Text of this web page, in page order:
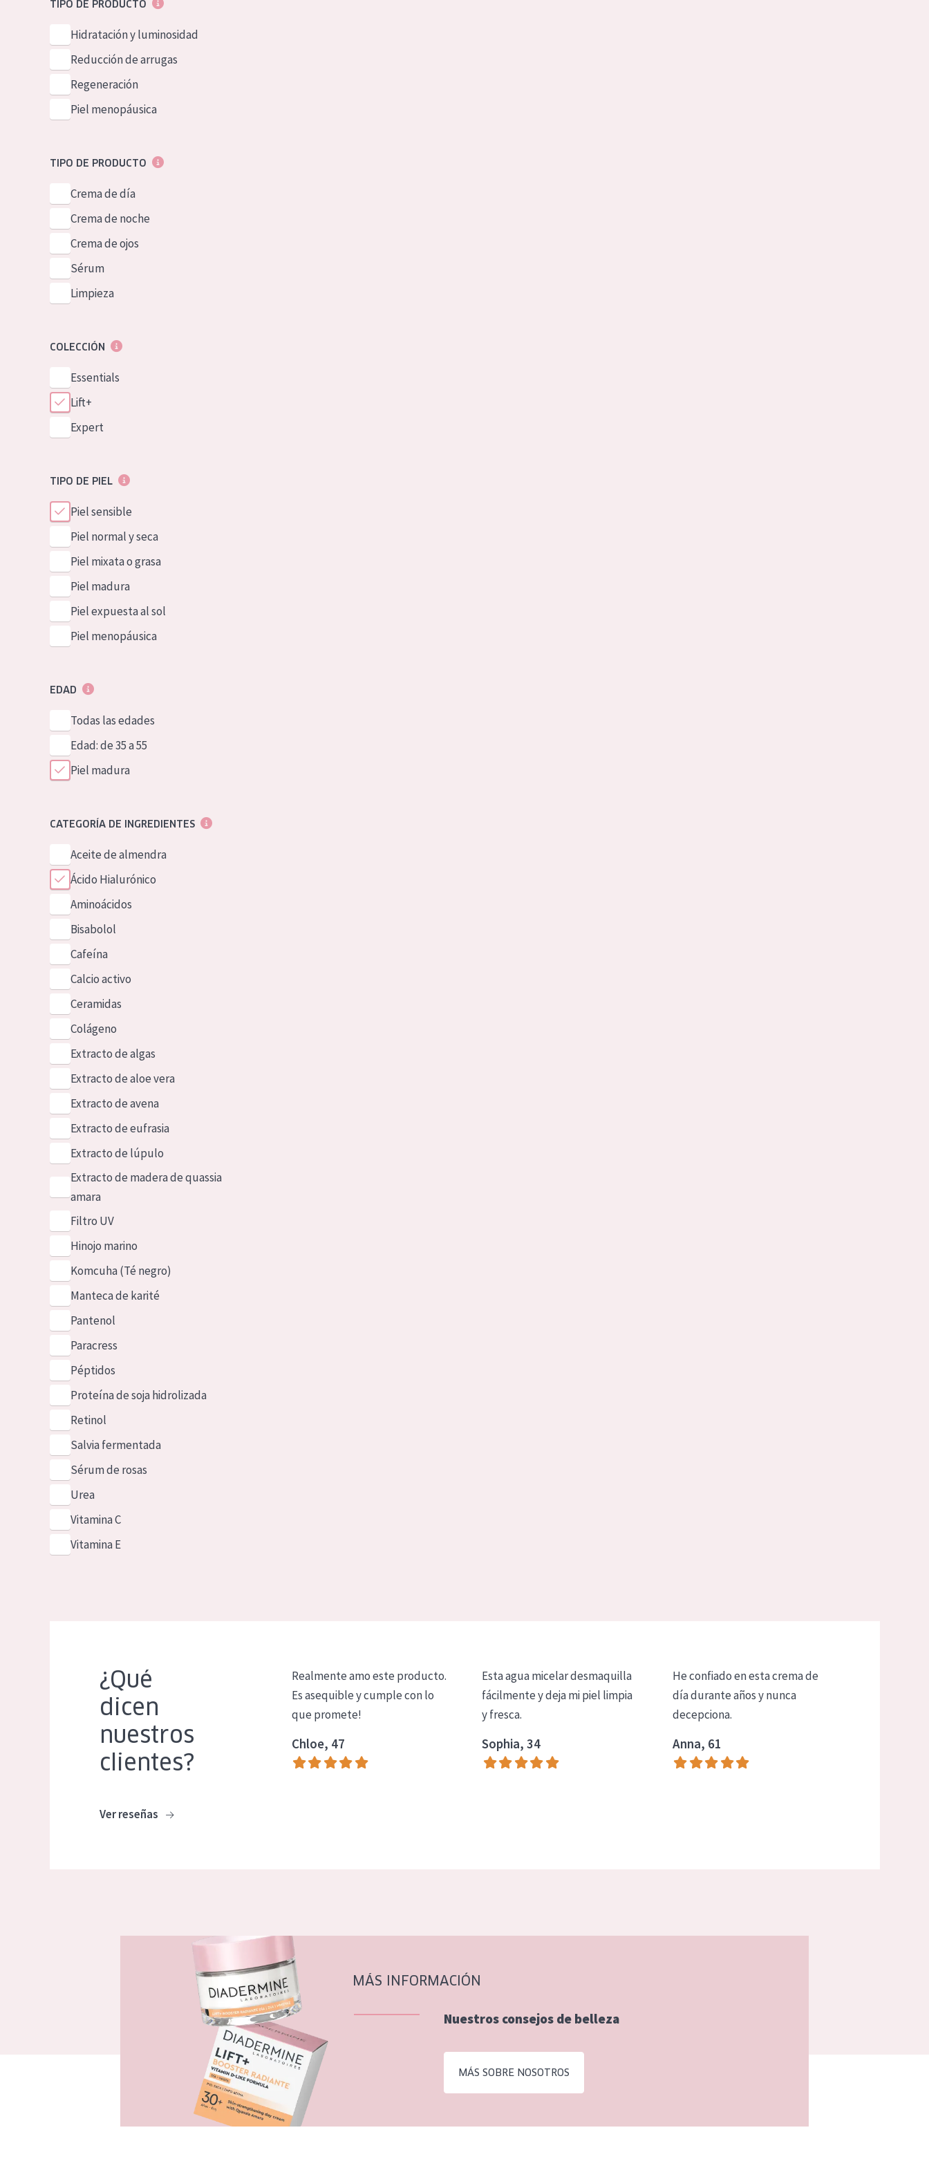
Spanish
Greek
TIPO DE PRODUCTO
Hidratación y luminosidad
Reducción de arrugas
Regeneración
Piel menopáusica
TIPO DE PRODUCTO
Crema de día
Crema de noche
Crema de ojos
Sérum
Limpieza
COLECCIÓN
Essentials
Lift+
Expert
TIPO DE PIEL
Piel sensible
Piel normal y seca
Piel mixata o grasa
Piel madura
Piel expuesta al sol
Piel menopáusica
EDAD
Todas las edades
Edad: de 35 a 55
Piel madura
CATEGORÍA DE INGREDIENTES
Aceite de almendra
Ácido Hialurónico
Aminoácidos
Bisabolol
Cafeína
Calcio activo
Ceramidas
Colágeno
Extracto de algas
Extracto de aloe vera
Extracto de avena
Extracto de eufrasia
Extracto de lúpulo
Extracto de madera de quassia
amara
Filtro UV
Hinojo marino
Komcuha (Té negro)
Manteca de karité
Pantenol
Paracress
Péptidos
Proteína de soja hidrolizada
Retinol
Salvia fermentada
Sérum de rosas
Urea
Vitamina C
Vitamina E
¿Qué
dicen
nuestros
clientes?
Ver reseñas
Realmente amo este producto.
Es asequible y cumple con lo
que promete!
Chloe, 47
Esta agua micelar desmaquilla
fácilmente y deja mi piel limpia
y fresca.
Sophia, 34
He confiado en esta crema de
día durante años y nunca
decepciona.
Anna, 61
MÁS INFORMACIÓN
Nuestros consejos de belleza
MÁS SOBRE NOSOTROS